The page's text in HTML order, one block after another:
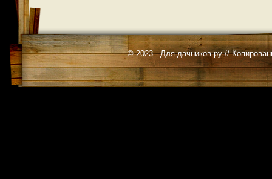
© 2023 -Для дачников.ру//